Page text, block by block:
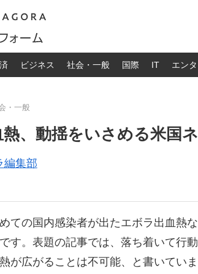
ビジネス 社会・一般 国際 IT エン
・一般
、動揺をいさめる米国
編集部
ての国内感染者が出たエボラ出血熱
す。表題の記事では、落ち着いて行
が広がることは不可能、と書いていま